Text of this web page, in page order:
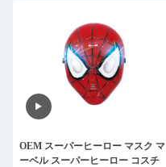
OEM スーパーヒーロー マスク マ
ーベル スーパーヒーロー コスチ